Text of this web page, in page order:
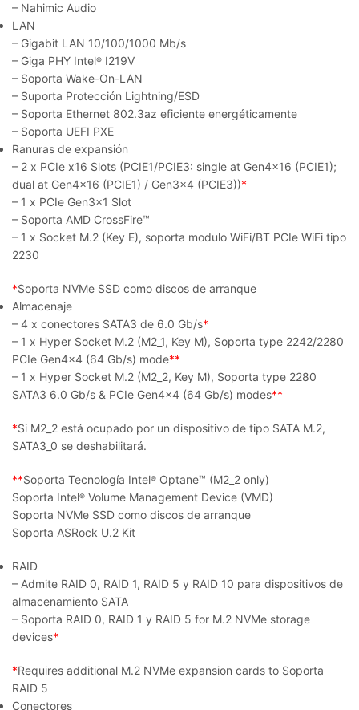
– Nahimic Audio
LAN
– Gigabit LAN 10/100/1000 Mb/s
– Giga PHY Intel® I219V
– Soporta Wake-On-LAN
– Suporta Protección Lightning/ESD
– Soporta Ethernet 802.3az eficiente energéticamente
– Soporta UEFI PXE
Ranuras de expansión
– 2 x PCIe x16 Slots (PCIE1/PCIE3: single at Gen4x16 (PCIE1);
dual at Gen4x16 (PCIE1) / Gen3x4 (PCIE3))*
– 1 x PCIe Gen3x1 Slot
– Soporta AMD CrossFire™
– 1 x Socket M.2 (Key E), soporta modulo WiFi/BT PCIe WiFi tipo
2230
*Soporta NVMe SSD como discos de arranque
Almacenaje
– 4 x conectores SATA3 de 6.0 Gb/s*
– 1 x Hyper Socket M.2 (M2_1, Key M), Soporta type 2242/2280
PCIe Gen4x4 (64 Gb/s) mode**
– 1 x Hyper Socket M.2 (M2_2, Key M), Soporta type 2280
SATA3 6.0 Gb/s & PCIe Gen4x4 (64 Gb/s) modes**
*Si M2_2 está ocupado por un dispositivo de tipo SATA M.2,
SATA3_0 se deshabilitará.
**Soporta Tecnología Intel® Optane™ (M2_2 only)
Soporta Intel® Volume Management Device (VMD)
Soporta NVMe SSD como discos de arranque
Soporta ASRock U.2 Kit
RAID
– Admite RAID 0, RAID 1, RAID 5 y RAID 10 para dispositivos de
almacenamiento SATA
– Soporta RAID 0, RAID 1 y RAID 5 for M.2 NVMe storage
devices*
*Requires additional M.2 NVMe expansion cards to Soporta
RAID 5
Conectores